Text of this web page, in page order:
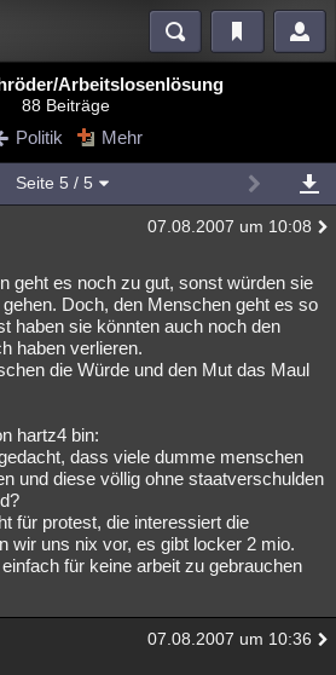
Blogs
Mystery Kriminalfälle
Technologie Ufologie
Gruppen Gaming
Allmystery
Alle Neue Geschlossen
Arbeitslosenlösung
88 Beiträge
Politik Mehr
Seite 5 / 5
07.08.2007 um 10:08
geht es noch zu gut, sonst würden sie
Doch, den Menschen geht es so
haben sie könnten auch noch den
haben verlieren.
die Würde und den Mut das Maul
hartz4 bin:
dass viele dumme menschen
und diese völlig ohne staatverschulden
für protest, die interessiert die
wir uns nix vor, es gibt locker 2 mio.
für keine arbeit zu gebrauchen
07.08.2007 um 10:36